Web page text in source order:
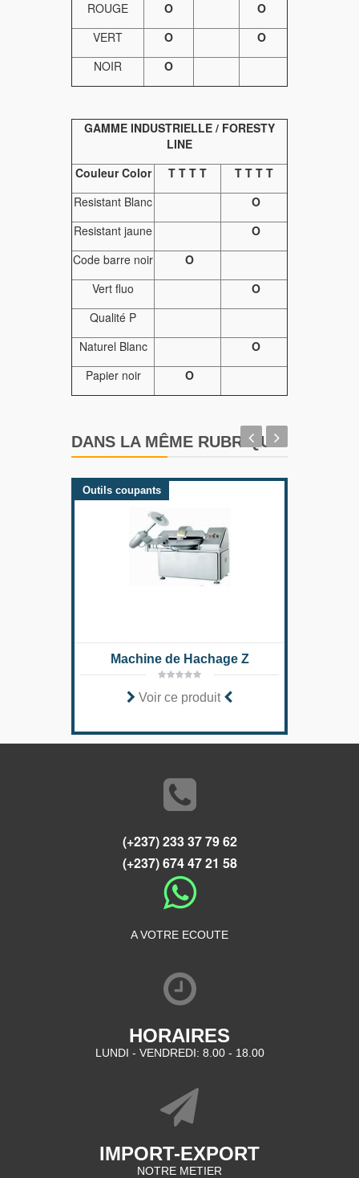
ROUGE O
O
VERT
O
O
NOIR
O
GAMME INDUSTRIELLE / FORESTY
LINE
Couleur Color
T T T T
T T T T
Resistant Blanc
O
Resistant jaune
O
Code barre noir
O
Vert fluo
O
Qualité P
Naturel Blanc
O
Papier noir
O
DANS LA MÊME RUBRIQUE
Outils coupants
Machine de Hachage Z
Voir ce produit
(+237) 233 37 79 62
(+237) 674 47 21 58
A VOTRE ECOUTE
HORAIRES
LUNDI - VENDREDI: 8.00 - 18.00
IMPORT-EXPORT
NOTRE METIER